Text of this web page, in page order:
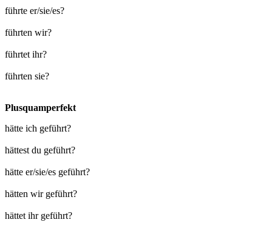
führte er/sie/es?
führten wir?
führtet ihr?
führten sie?
Plusquamperfekt
hätte ich geführt?
hättest du geführt?
hätte er/sie/es geführt?
hätten wir geführt?
hättet ihr geführt?